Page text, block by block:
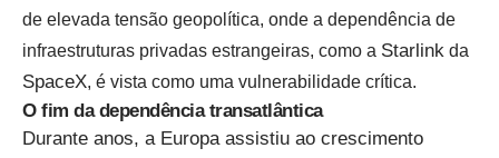
de elevada tensão geopolítica, onde a dependência de
infraestruturas privadas estrangeiras, como a Starlink da
SpaceX, é vista como uma vulnerabilidade crítica.
O fim da dependência transatlântica
Durante anos, a Europa assistiu ao crescimento